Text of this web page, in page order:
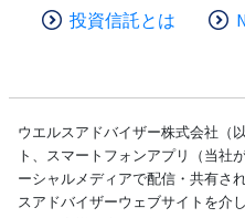
投資信託とは
ウエルスアドバイザー株式会社（
ト、スマートフォンアプリ（当社
ーシャルメディアで配信・共有さ
スアドバイザーウェブサイトを介